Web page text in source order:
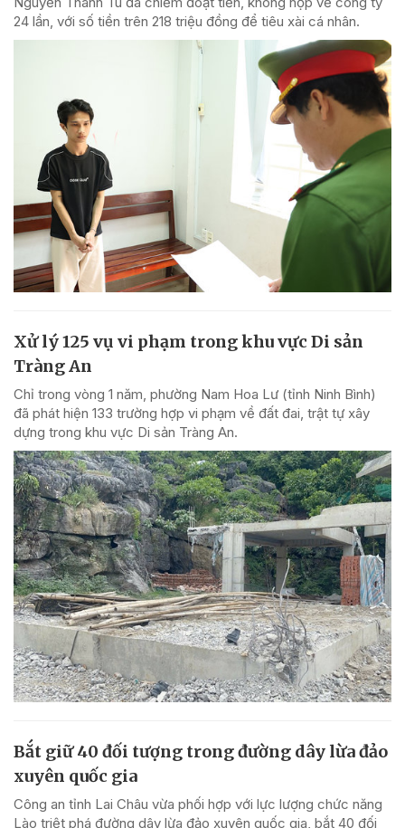
24 lần, với số tiền trên 218 triệu đồng để tiêu xài cá nhân.
Xử lý 125 vụ vi phạm trong khu vực Di sản
Tràng An
Chỉ trong vòng 1 năm, phường Nam Hoa Lư (tỉnh Ninh Bình)
đã phát hiện 133 trường hợp vi phạm về đất đai, trật tự xây
dựng trong khu vực Di sản Tràng An.
Bắt giữ 40 đối tượng trong đường dây lừa đảo
xuyên quốc gia
Công an tỉnh Lai Châu vừa phối hợp với lực lượng chức năng
Lào triệt phá đường dây lừa đảo xuyên quốc gia, bắt 40 đối